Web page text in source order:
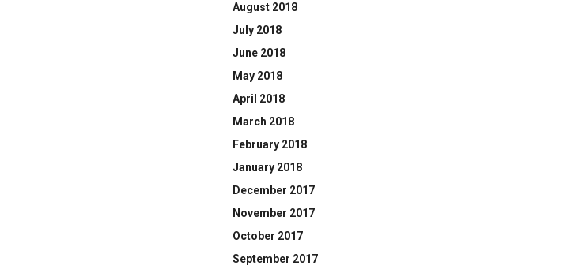
August 2018
July 2018
June 2018
May 2018
April 2018
March 2018
February 2018
January 2018
December 2017
November 2017
October 2017
September 2017